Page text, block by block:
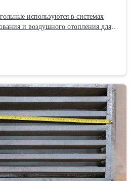
используются в системах
и воздушного отопления для
представляют собой
ламелями и